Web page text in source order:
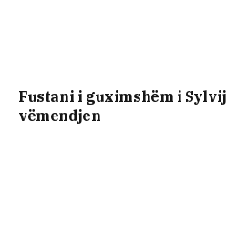
Fustani i guximshëm i
vëmendjen